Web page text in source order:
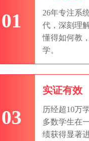
01
26年专注系
代，深刻理
懂得如何教
学。
03
实证有效
历经超10万
多数学生在
绩获得显著